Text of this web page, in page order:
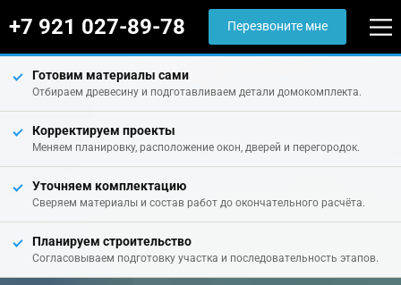
+7 921 027-89-78 Перезвоните мне
Готовим материалы сами
Отбираем древесину и подготавливаем детали домокомплекта.
Корректируем проекты
Меняем планировку, расположение окон, дверей и перегородок.
Уточняем комплектацию
Сверяем материалы и состав работ до окончательного расчёта.
Планируем строительство
Согласовываем подготовку участка и последовательность этапов.